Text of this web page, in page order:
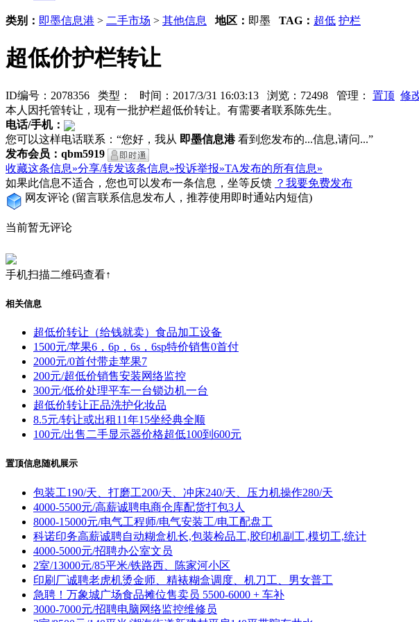
类别： 即墨信息港 > 二手市场 > 其他信息 地区： 即墨 TAG： 超低 护栏
超低价护栏转让
ID编号：2078356 类型： 时间：2017/3/31 16:03:13 浏览：72498 管理： 置顶 修
本人因托管转让，现有一批护栏超低价转让。有需要者联系陈先生。
电话/手机：
您可以这样电话联系：“您好，我从 即墨信息港看到您发布的...信息,请问...”
发布会员：qbm5919
收藏这条信息»分享/转发该条信息»投诉举报»TA发布的所有信息»
如果此信息不适合，您也可以发布一条信息，坐等反馈 ？我要免费发布
网友评论 (留言联系信息发布人，推荐使用即时通站内短信)
当前暂无评论
手机扫描二维码查看↑
相关信息
超低价转让（给钱就卖）食品加工设备
1500元/苹果6，6p，6s，6sp特价销售0首付
2000元/0首付带走苹果7
200元/超低价销售安装网络监控
300元/低价处理平车一台锁边机一台
超低价转让正品洗护化妆品
8.5元/转让或出租11年15坐经典全顺
100元/出售二手显示器价格超低100到600元
置顶信息随机展示
包装工190/天、打磨工200/天、冲床240/天、压力机操作280/天
4000-5500元/高薪诚聘电商仓库配货打包3人
8000-15000元/电气工程师/电气安装工/电工配盘工
科诺印务高薪诚聘自动糊盒机长,包装检品工,胶印机副工,模切工,统计
4000-5000元/招聘办公室文员
2室/13000元/85平米/铁路西、陈家河小区
印刷厂诚聘老虎机烫金师、精裱糊盒调度、机刀工、男女普工
急聘！万象城广场食品摊位售卖员 5500-6000 + 车补
3000-7000元/招聘电脑网络监控维修员